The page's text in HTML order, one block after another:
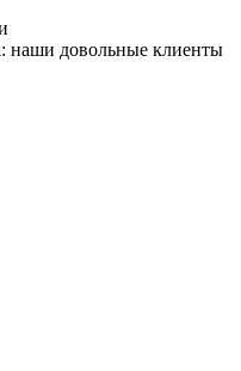
наши довольные клиенты